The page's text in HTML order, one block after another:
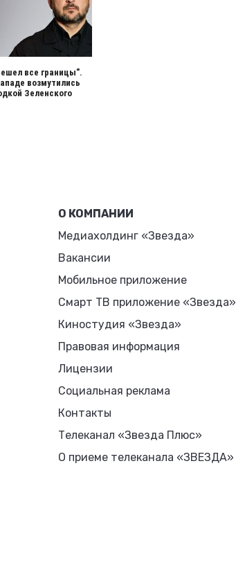
все границы".
возмутились
Зеленского
О КОМПАНИИ
Медиахолдинг «Звезда»
Вакансии
Мобильное приложение
Смарт ТВ приложение «Звезда»
Киностудия «Звезда»
Правовая информация
Лицензии
Социальная реклама
Контакты
Телеканал «Звезда Плюс»
О приеме телеканала «ЗВЕЗДА»